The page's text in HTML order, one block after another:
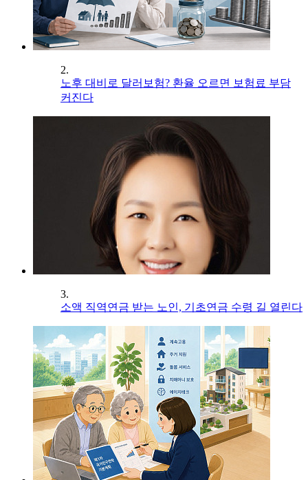
2.
노후 대비로 달러보험? 환율 오르면 보험료 부담
커진다
3.
소액 직역연금 받는 노인, 기초연금 수령 길 열린다